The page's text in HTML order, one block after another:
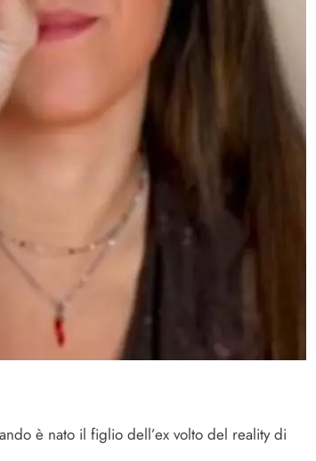
è nato il figlio dell’ex volto del reality di